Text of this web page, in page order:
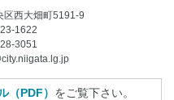
区西大畑町5191-9
1622
3051
（PDF） をご覧下さい。